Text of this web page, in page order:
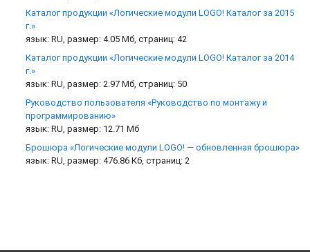
Каталог продукции «Логические модули LOGO! Каталог за 2015
г.»
язык: RU, размер: 4.05 Мб, страниц: 42
Каталог продукции «Логические модули LOGO! Каталог за 2014
г.»
язык: RU, размер: 2.97 Мб, страниц: 50
Руководство пользователя «Руководство по монтажу и
программированию»
язык: RU, размер: 12.71 Мб
Брошюра «Логические модули LOGO! — обновленная брошюра»
язык: RU, размер: 476.86 Кб, страниц: 2